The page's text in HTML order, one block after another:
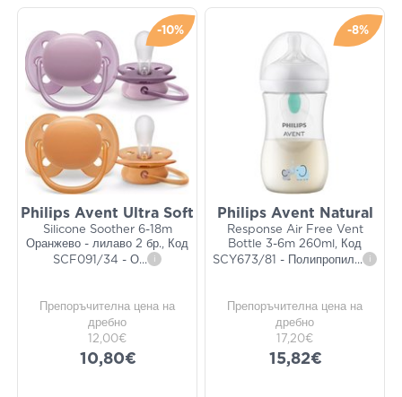
-10%
Philips Avent Ultra Soft
Silicone Soother 6-18m
Оранжево - лилаво 2 бр., Код
SCF091/34 - О... i
Препоръчителна цена на
дребно
12,00€
10,80€
-8%
Philips Avent Natural
Response Air Free Vent
Bottle 3-6m 260ml, Код
SCY673/81 - Полипропил... i
Препоръчителна цена на
дребно
17,20€
15,82€